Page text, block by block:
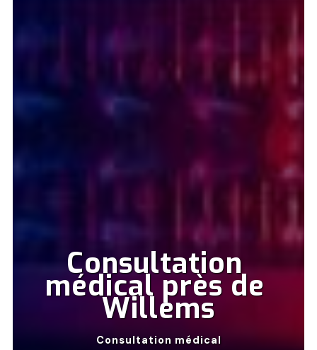
Consultation
médical près de
Willems
Consultation médical